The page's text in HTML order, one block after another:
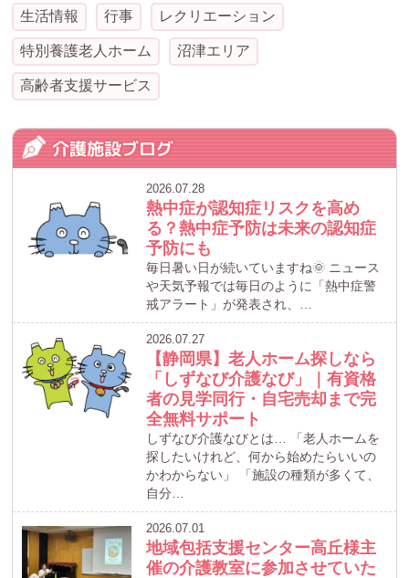
生活情報 行事 レクリエーション
特別養護老人ホーム 沼津エリア
高齢者支援サービス
介護施設ブログ
2026.07.28
熱中症が認知症リスクを高め
る？熱中症予防は未来の認知症
予防にも
毎日暑い日が続いていますね🌞 ニュース
や天気予報では毎日のように「熱中症警
戒アラート」が発表され、…
2026.07.27
【静岡県】老人ホーム探しなら
「しずなび介護なび」｜有資格
者の見学同行・自宅売却まで完
全無料サポート
しずなび介護なびとは… 「老人ホームを
探したいけれど、何から始めたらいいの
かわからない」 「施設の種類が多くて、
自分…
2026.07.01
地域包括支援センター高丘様主
催の介護教室に参加させていた